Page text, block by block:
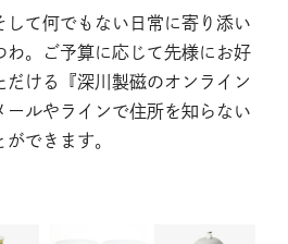
して何でもない日常に寄り添い
わ。ご予算に応じて先様にお好
だける『深川製磁のオンライン
ールやラインで住所を知らない
できます。